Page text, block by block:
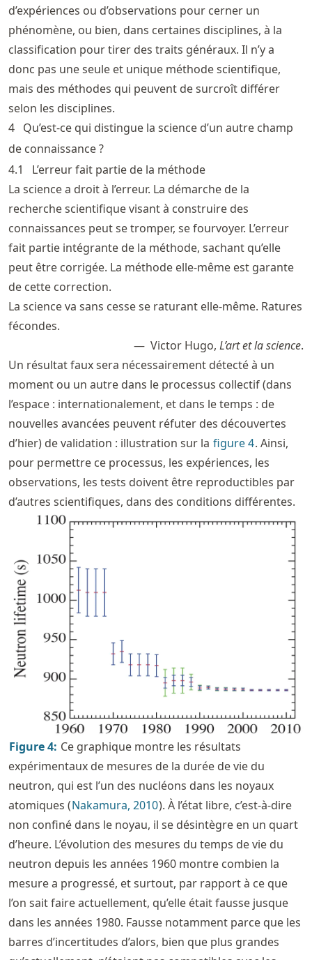
d’expériences ou d’observations pour cerner un
phénomène, ou bien, dans certaines disciplines, à la
classification pour tirer des traits généraux. Il n’y a
donc pas une seule et unique méthode scientifique,
mais des méthodes qui peuvent de surcroît différer
selon les disciplines.
4 Qu’est-ce qui distingue la science d’un autre champ
de connaissance ?
4.1
L’erreur fait partie de la méthode
La science a droit à l’erreur. La démarche de la
recherche scientifique visant à construire des
connaissances peut se tromper, se fourvoyer. L’erreur
fait partie intégrante de la méthode, sachant qu’elle
peut être corrigée. La méthode elle-même est garante
de cette correction.
La science va sans cesse se raturant elle-même. Ratures
fécondes.
Victor Hugo, L’art et la science.
Un résultat faux sera nécessairement détecté à un
moment ou un autre dans le processus collectif (dans
l’espace : internationalement, et dans le temps : de
nouvelles avancées peuvent réfuter des découvertes
d’hier) de validation : illustration sur la figure4. Ainsi,
pour permettre ce processus, les expériences, les
observations, les tests doivent être reproductibles par
d’autres scientifiques, dans des conditions différentes.
Figure4: Ce graphique montre les résultats
expérimentaux de mesures de la durée de vie du
neutron, qui est l’un des nucléons dans les noyaux
atomiques Nakamura, 2010 . À l’état libre, c’est-à-dire
non confiné dans le noyau, il se désintègre en un quart
d’heure. L’évolution des mesures du temps de vie du
neutron depuis les années 1960 montre combien la
mesure a progressé, et surtout, par rapport à ce que
l’on sait faire actuellement, qu’elle était fausse jusque
dans les années 1980. Fausse notamment parce que les
barres d’incertitudes d’alors, bien que plus grandes